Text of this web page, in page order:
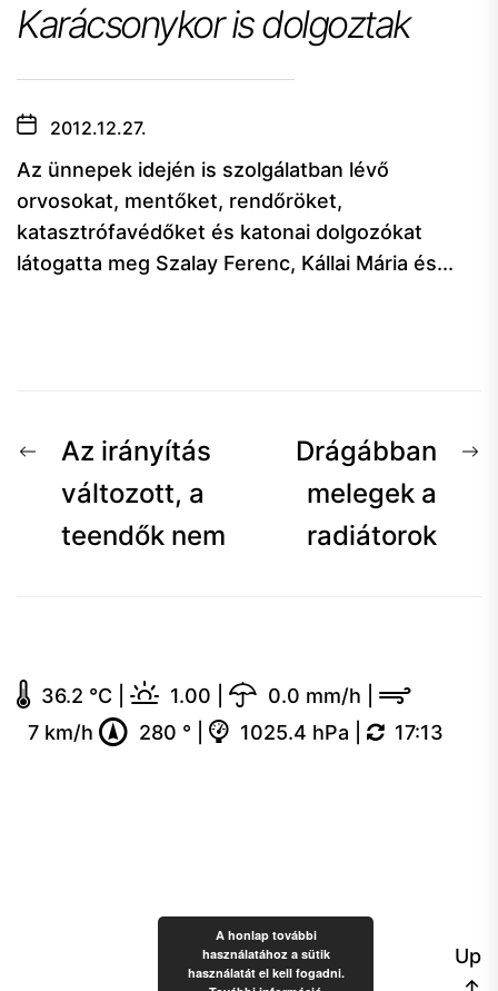
Karácsonykor is dolgoztak
2012.12.27.
Az ünnepek idején is szolgálatban lévő
orvosokat, mentőket, rendőröket,
katasztrófavédőket és katonai dolgozókat
látogatta meg Szalay Ferenc, Kállai Mária és...
Bejegyzés
navigáció
ElőzőAz irányítás
változott, a
teendők nem
Drágábban
melegek a
radiátorok
36.2 °C 1.00 0.0 mm/h
7 km/h
280 ° 1025.4 hPa 17:13
Up
A honlap további
használatához a sütik
használatát el kell fogadni.